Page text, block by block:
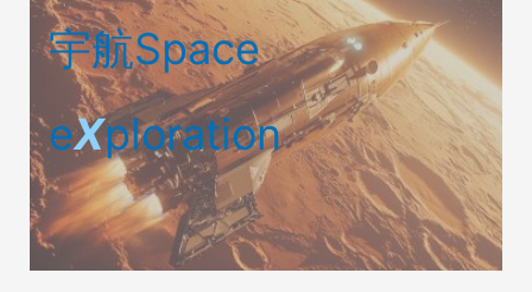
宇航Space
eXploration